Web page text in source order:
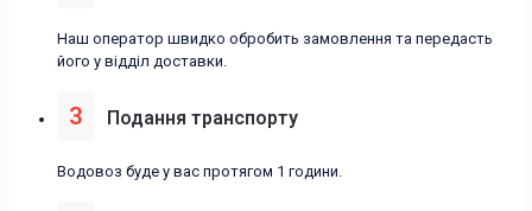
Наш оператор швидко обробить замовлення та передасть
його у відділ доставки.
3 Подання транспорту
Водовоз буде у вас протягом 1 години.